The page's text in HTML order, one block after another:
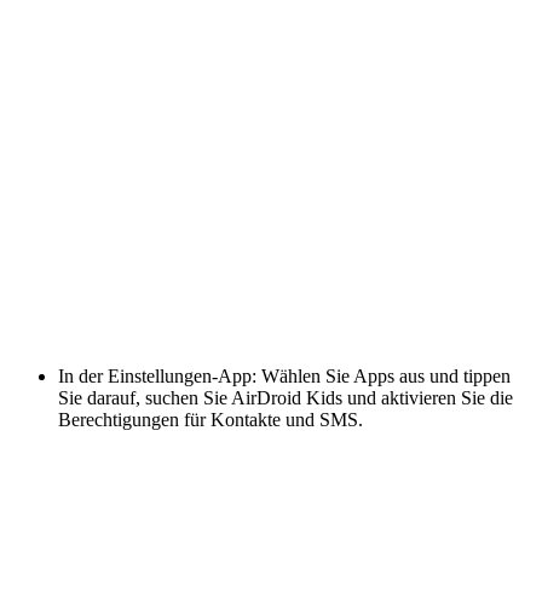
In der Einstellungen-App: Wählen Sie Apps aus und tippen
Sie darauf, suchen Sie AirDroid Kids und aktivieren Sie die
Berechtigungen für Kontakte und SMS.